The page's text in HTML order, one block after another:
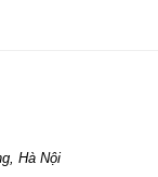
Hà Nội